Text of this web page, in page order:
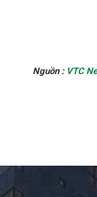
Nguồn :VTC